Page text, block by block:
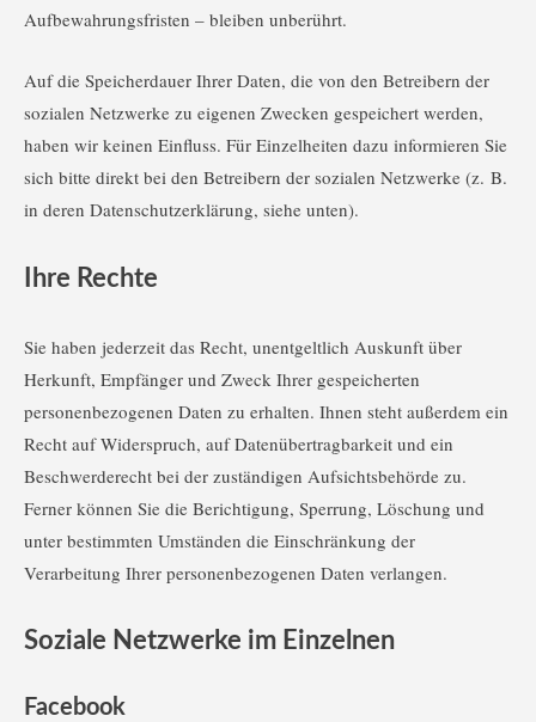
Aufbewahrungsfristen – bleiben unberührt.
Auf die Speicherdauer Ihrer Daten, die von den Betreibern der
sozialen Netzwerke zu eigenen Zwecken gespeichert werden,
haben wir keinen Einfluss. Für Einzelheiten dazu informieren Sie
sich bitte direkt bei den Betreibern der sozialen Netzwerke (z. B.
in deren Datenschutzerklärung, siehe unten).
Ihre Rechte
Sie haben jederzeit das Recht, unentgeltlich Auskunft über
Herkunft, Empfänger und Zweck Ihrer gespeicherten
personenbezogenen Daten zu erhalten. Ihnen steht außerdem ein
Recht auf Widerspruch, auf Datenübertragbarkeit und ein
Beschwerderecht bei der zuständigen Aufsichtsbehörde zu.
Ferner können Sie die Berichtigung, Sperrung, Löschung und
unter bestimmten Umständen die Einschränkung der
Verarbeitung Ihrer personenbezogenen Daten verlangen.
Soziale Netzwerke im Einzelnen
Facebook